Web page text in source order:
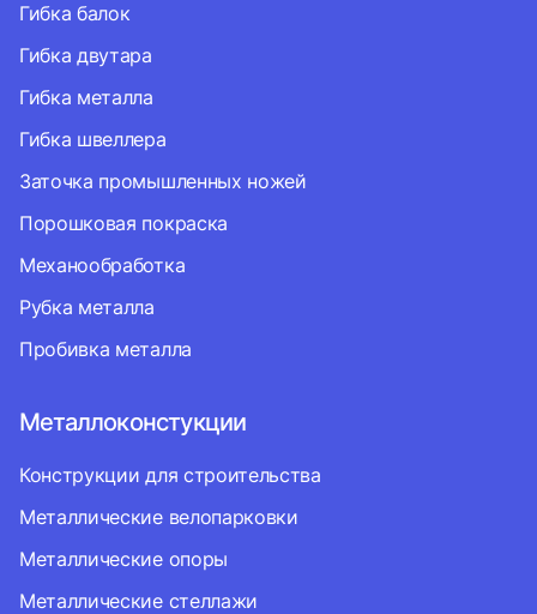
Гибка балок
Гибка двутара
Гибка металла
Гибка швеллера
Заточка промышленных ножей
Порошковая покраска
Механообработка
Рубка металла
Пробивка металла
Металлоконстукции
Конструкции для строительства
Металлические велопарковки
Металлические опоры
Металлические стеллажи